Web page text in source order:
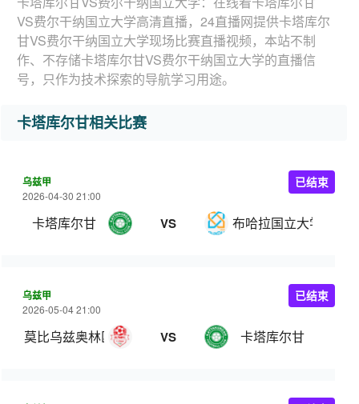
VS费尔干纳国立大学高清直播，24直播网提供卡塔库尔
甘VS费尔干纳国立大学现场比赛直播视频，本站不制
作、不存储卡塔库尔甘VS费尔干纳国立大学的直播信
号，只作为技术探索的导航学习用途。
卡塔库尔甘相关比赛
乌兹甲
2026-04-30 21:00
卡塔库尔甘 VS 布哈拉国立大学
已结束
乌兹甲
2026-05-04 21:00
莫比乌兹奥林匹克 VS 卡塔库尔甘
已结束